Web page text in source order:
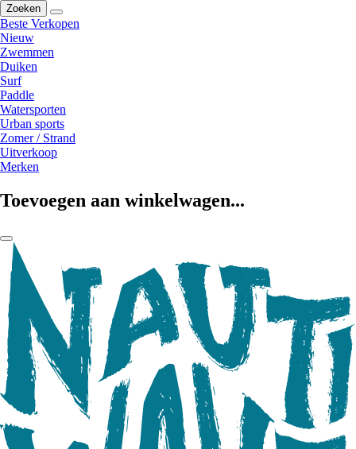
Zoeken
Beste Verkopen
Nieuw
Zwemmen
Duiken
Surf
Paddle
Watersporten
Urban sports
Zomer / Strand
Uitverkoop
Merken
Toevoegen aan winkelwagen...